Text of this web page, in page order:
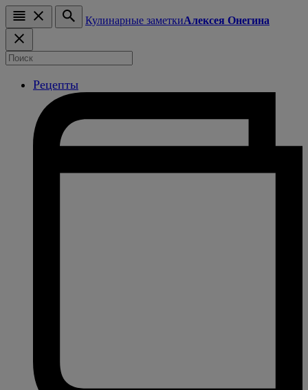
Кулинарные заметкиАлексея Онегина
Рецепты